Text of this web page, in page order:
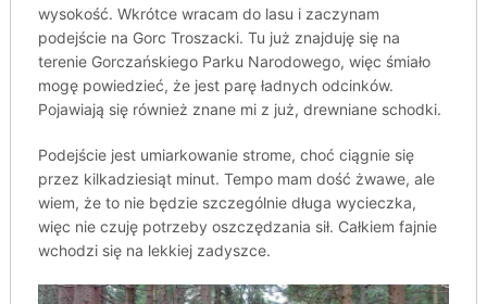
wysokość. Wkrótce wracam do lasu i zaczynam
podejście na Gorc Troszacki. Tu już znajduję się na
terenie Gorczańskiego Parku Narodowego, więc śmiało
mogę powiedzieć, że jest parę ładnych odcinków.
Pojawiają się również znane mi z już, drewniane schodki.
Podejście jest umiarkowanie strome, choć ciągnie się
przez kilkadziesiąt minut. Tempo mam dość żwawe, ale
wiem, że to nie będzie szczególnie długa wycieczka,
więc nie czuję potrzeby oszczędzania sił. Całkiem fajnie
wchodzi się na lekkiej zadyszce.